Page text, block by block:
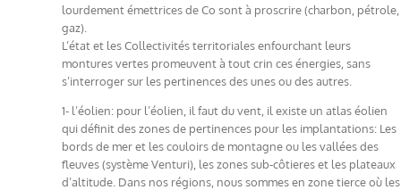
lourdement émettrices de Co sont à proscrire (charbon, pétrole,
gaz).
L’état et les Collectivités territoriales enfourchant leurs
montures vertes promeuvent à tout crin ces énergies, sans
s’interroger sur les pertinences des unes ou des autres.
1- l’éolien: pour l’éolien, il faut du vent, il existe un atlas éolien
qui définit des zones de pertinences pour les implantations: Les
bords de mer et les couloirs de montagne ou les vallées des
fleuves (système Venturi), les zones sub-côtieres et les plateaux
d’altitude. Dans nos régions, nous sommes en zone tierce où les